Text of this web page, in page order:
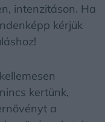
intenzitáson. Ha
kérjük
kertünk,
a